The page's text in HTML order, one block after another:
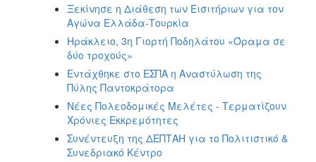
Ξεκίνησε η Διάθεση των Εισιτήριων για τον
Αγώνα Ελλάδα-Τουρκία
Ηράκλειο, 3η Γιορτή Ποδηλάτου «Όραμα σε
δύο τροχούς»
Εντάχθηκε στο ΕΣΠΑ η Αναστύλωση της
Πύλης Παντοκράτορα
Νέες Πολεοδομικές Μελέτες - Τερματίζουν
Χρόνιες Εκκρεμότητες
Συνέντευξη της ΔΕΠΤΑΗ για το Πολιτιστικό &
Συνεδριακό Κέντρο